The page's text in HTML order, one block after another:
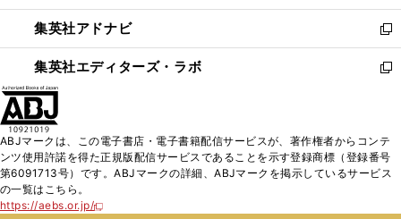
開
く
ウ
で
開
く
ン
ド
ウ
で
ウ
ィ
ン
ド
く
集英社アドナビ
新
し
い
ド
ウ
で
集英社エディターズ・ラボ
新
ィ
ン
ABJマークは、この電子書店・電子書籍配信サービスが、著作権者からコンテ
ンツ使用許諾を得た正規版配信サービスであることを示す登録商標（登録番号
第6091713号）です。ABJマークの詳細、ABJマークを掲示しているサービス
の一覧はこちら。
https://aebs.or.jp/
新